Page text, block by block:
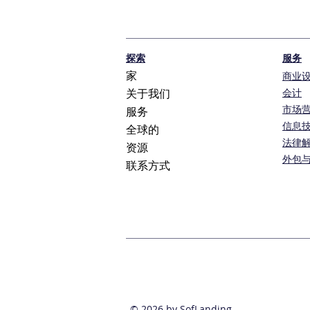
探索 服务
家
关于我们
服务
全球的
资源
联系方式
商业
会计
市场
信息
法律
外包